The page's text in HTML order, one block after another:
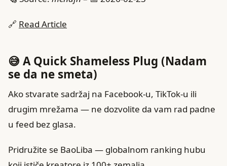
🔗 Read Article
😅 A Quick Shameless Plug (Nadam
se da ne smeta)
Ako stvarate sadržaj na Facebook-u, TikTok-u ili
drugim mrežama — ne dozvolite da vam rad padne
u feed bez glasa.
Pridružite se BaoLiba — globalnom ranking hubu